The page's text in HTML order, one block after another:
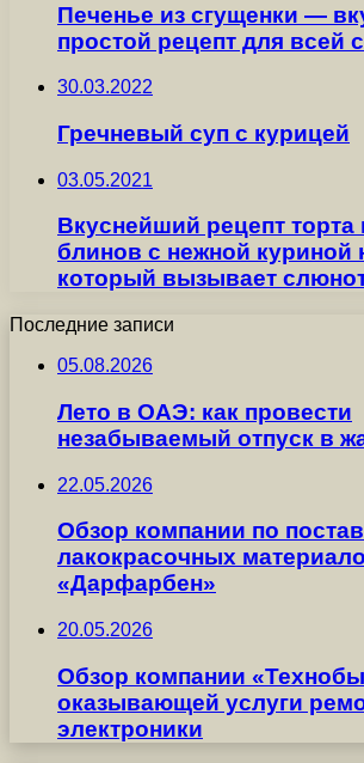
Печенье из сгущенки —
простой рецепт для всей
30.03.2022
Гречневый суп с курицей
03.05.2021
Вкуснейший рецепт торта
блинов с нежной куриной
который вызывает
Последние записи
05.08.2026
Лето в ОАЭ: как провести
незабываемый отпуск в
22.05.2026
Обзор компании по
лакокрасочных
«Дарфарбен»
20.05.2026
Обзор компании
оказывающей услуги
электроники